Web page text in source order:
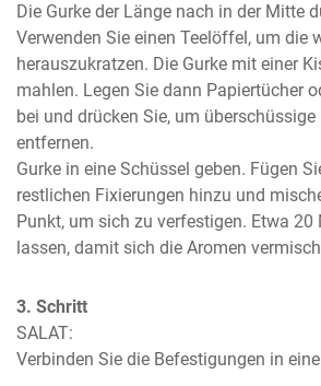
Die Gurke der Länge nach in der Mitte
Verwenden Sie einen Teelöffel, um die
herauszukratzen. Die Gurke mit einer
mahlen. Legen Sie dann Papiertücher
bei und drücken Sie, um
entfernen.
Gurke in eine Schüssel geben. Fügen
restlichen Fixierungen hinzu und
Punkt, um sich zu verfestigen. Etwa 20
lassen, damit sich die Aromen
3. Schritt
SALAT:
Verbinden Sie die Befestigungen in